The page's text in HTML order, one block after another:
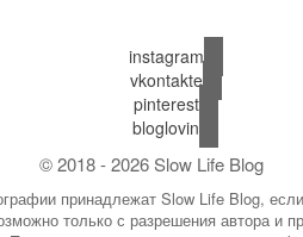
instagram
vkontakte
pinterest
bloglovin
© 2018 - 2026 Slow Life Blog
принадлежат Slow Life Blog,
только с разрешения автора и